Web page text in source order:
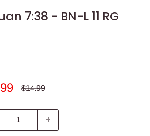
7:38 - BN-L 11 RG
Precio
$14.99